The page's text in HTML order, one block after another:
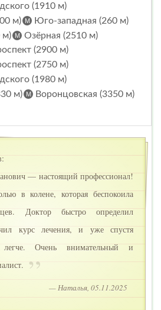
(1910 м)
м)
Юго-западная (260 м)
м)
Озёрная (2510 м)
(2900 м)
(2750 м)
(1980 м)
м)
Воронцовская (3350 м)
— настоящий профессионал!
в колене, которая беспокоила
Доктор быстро определил
курс лечения, и уже спустя
Очень внимательный и
— Наталья, 05.11.2025